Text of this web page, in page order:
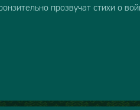
прозвучат стихи о